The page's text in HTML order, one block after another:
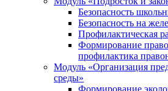
Безопасность
Безопасность на
Профилактическая
Формирование
профилактика
Модуль «Организация
среды»
Формирование